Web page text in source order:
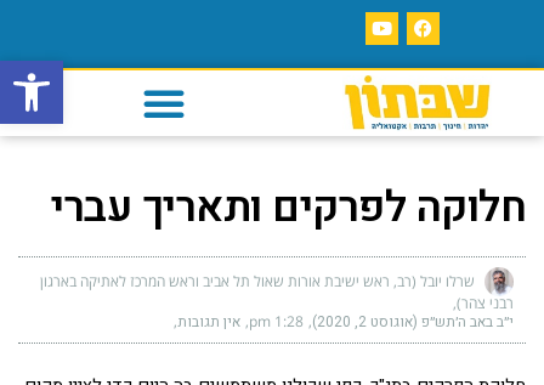
פתח
חלוקה לפרקים ותאריך עברי
שרלו יובל (רב, ראש ישיבת אורות שאול תל אביב וראש המרכז לאתיקה בארגון
רבני צהר)
י״ב באב ה׳תש״פ (אוגוסט 2, 2020) 1:28 pm אין תגובות